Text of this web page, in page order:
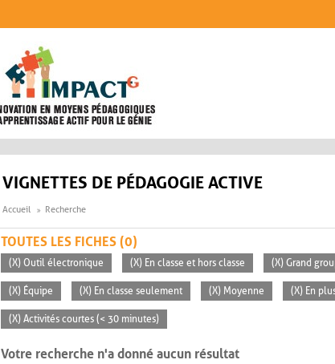
VIGNETTES DE PÉDAGOGIE ACTIVE
Accueil Recherche
TOUTES LES FICHES (0)
(X) Outil électronique (X) En classe et hors classe (X) Grand
(X) Équipe (X) En classe seulement (X) Moyenne (X) En
(X) Activités courtes (< 30 minutes)
Votre recherche n'a donné aucun résultat